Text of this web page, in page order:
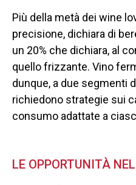
Più della metà dei wine
precisione, dichiara di
un 20% che dichiara, al
quello frizzante. Vino
dunque, a due segmenti
richiedono strategie sui
consumo adattate a
LE OPPORTUNITÀ